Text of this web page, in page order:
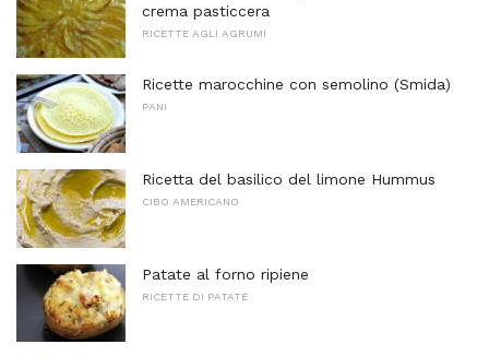
crema pasticcera
RICETTE AGLI AGRUMI
Ricette marocchine con semolino (Smida)
PANI
Ricetta del basilico del limone Hummus
CIBO AMERICANO
Patate al forno ripiene
RICETTE DI PATATE